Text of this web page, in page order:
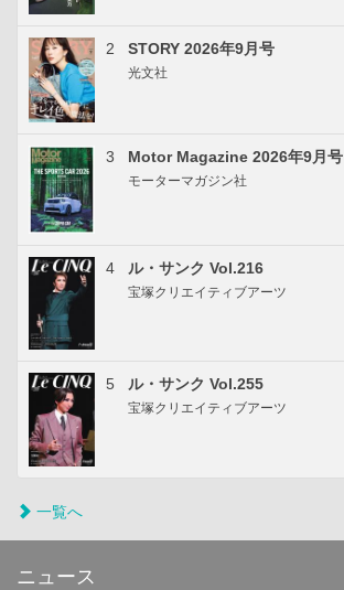
2 STORY 2026年9月号
光文社
3 Motor Magazine 2026年9月号
モーターマガジン社
4 ル・サンク Vol.216
宝塚クリエイティブアーツ
5 ル・サンク Vol.255
宝塚クリエイティブアーツ
一覧へ
ニュース